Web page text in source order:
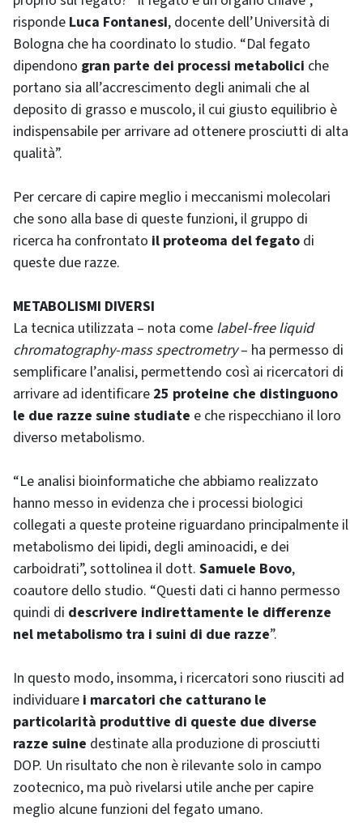
risponde Luca Fontanesi, docente dell’Università di
Bologna che ha coordinato lo studio. “Dal fegato
dipendono gran parte dei processi metabolici che
portano sia all’accrescimento degli animali che al
deposito di grasso e muscolo, il cui giusto equilibrio è
indispensabile per arrivare ad ottenere prosciutti di alta
qualità”.
Per cercare di capire meglio i meccanismi molecolari
che sono alla base di queste funzioni, il gruppo di
ricerca ha confrontato il proteoma del fegato di
queste due razze.
METABOLISMI DIVERSI
La tecnica utilizzata – nota come label-free liquid
chromatography-mass spectrometry– ha permesso di
semplificare l’analisi, permettendo così ai ricercatori di
arrivare ad identificare 25 proteine che distinguono
le due razze suine studiate e che rispecchiano il loro
diverso metabolismo.
“Le analisi bioinformatiche che abbiamo realizzato
hanno messo in evidenza che i processi biologici
collegati a queste proteine riguardano principalmente il
metabolismo dei lipidi, degli aminoacidi, e dei
carboidrati”, sottolinea il dott. Samuele Bovo,
coautore dello studio. “Questi dati ci hanno permesso
quindi di descrivere indirettamente le differenze
nel metabolismo tra i suini di due razze”.
In questo modo, insomma, i ricercatori sono riusciti ad
individuare i marcatori che catturano le
particolarità produttive di queste due diverse
razze suine destinate alla produzione di prosciutti
DOP. Un risultato che non è rilevante solo in campo
zootecnico, ma può rivelarsi utile anche per capire
meglio alcune funzioni del fegato umano.